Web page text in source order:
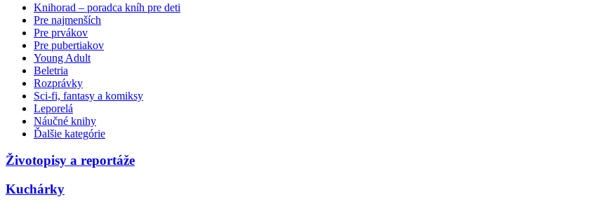
Knihorad – poradca kníh pre deti
Pre najmenších
Pre prvákov
Pre pubertiakov
Young Adult
Beletria
Rozprávky
Sci-fi, fantasy a komiksy
Leporelá
Náučné knihy
Ďalšie kategórie
Životopisy a reportáže
Kuchárky